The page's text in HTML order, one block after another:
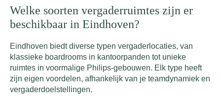
Welke soorten vergaderruimtes zijn er
beschikbaar in Eindhoven?
Eindhoven biedt diverse typen vergaderlocaties, van
klassieke boardrooms in kantoorpanden tot unieke
ruimtes in voormalige Philips-gebouwen. Elk type heeft
zijn eigen voordelen, afhankelijk van je teamdynamiek en
vergaderdoelstellingen.